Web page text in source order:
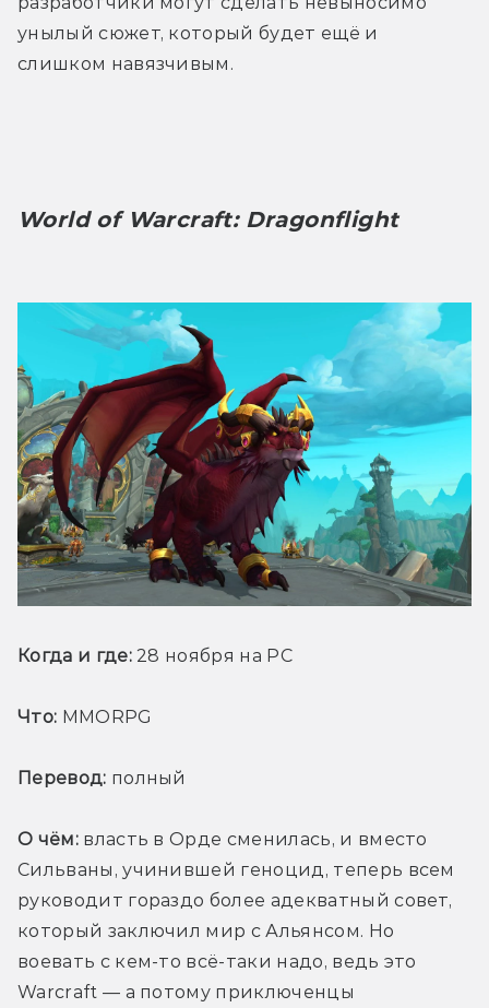
унылый сюжет, который будет ещё и
слишком навязчивым.
World of Warcraft: Dragonflight
Когда и где: 28 ноября на PC
Что: MMORPG
Перевод: полный
О чём: власть в Орде сменилась, и вместо
Сильваны, учинившей геноцид, теперь всем
руководит гораздо более адекватный совет,
который заключил мир с Альянсом. Но
воевать с кем-то всё-таки надо, ведь это
Warcraft — а потому приключенцы